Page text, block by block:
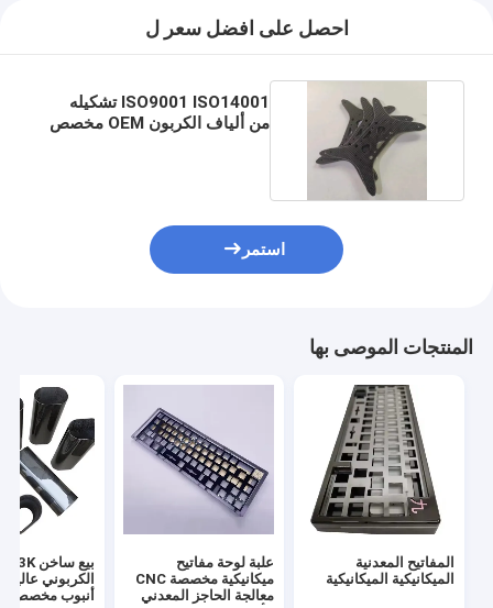
احصل على افضل سعر ل
ISO9001 ISO14001 تشكيله
من ألياف الكربون OEM مخصص
استمر
المنتجات الموصى بها
المفاتيح المعدنية
الميكانيكية الميكانيكية
علبة لوحة مفاتيح
ميكانيكية مخصصة CNC
معالجة الحاجز المعدني
الكربوني عالية
أنبوب مخصص